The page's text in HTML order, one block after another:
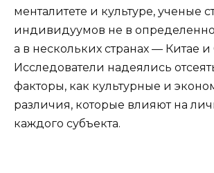
менталитете и культуре, ученые
индивидуумов не в
а в нескольких странах — Китае
Исследователи надеялись
факторы, как культурные и
различия, которые влияют на
каждого субъекта.